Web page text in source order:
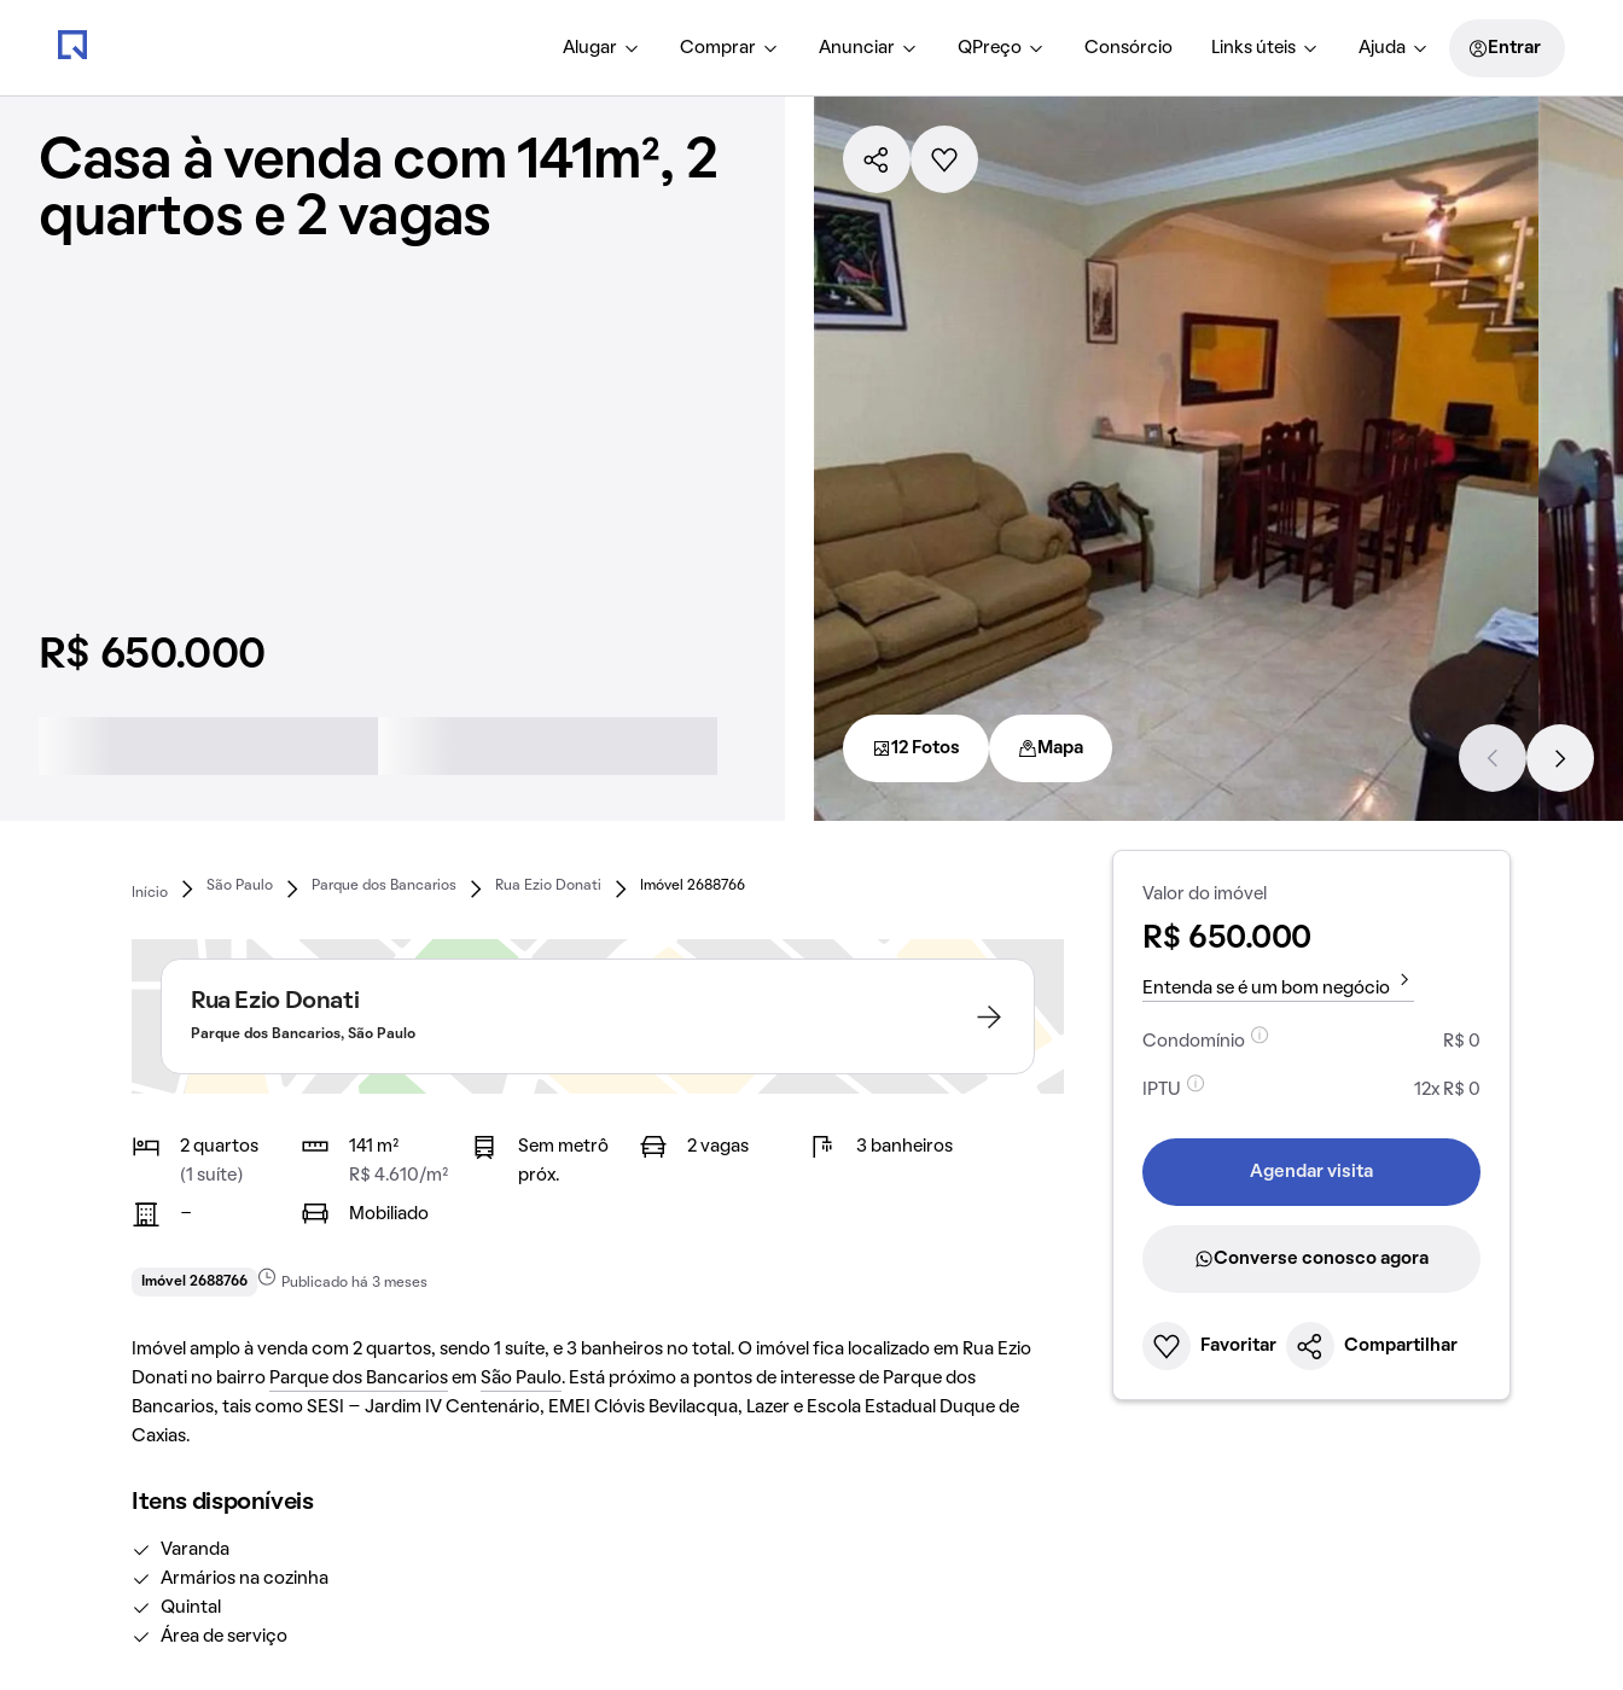
Alugar Comprar Anunciar QPreço Consórcio Links úteis Ajuda Entrar
Casa à venda com 141m², 2
quartos e 2 vagas
R$ 650.000
12 Fotos Mapa
Início
São Paulo Parque dos Bancarios Rua Ezio Donati Imóvel 2688766
Rua Ezio Donati
Parque dos Bancarios, São Paulo
2 quartos
(1 suíte)
141 m²
R$ 4.610/m²
Sem metrô
próx.
2 vagas 3 banheiros
- Mobiliado
Imóvel 2688766 Publicado há 3 meses
Imóvel amplo à venda com 2 quartos, sendo 1 suíte, e 3 banheiros no total. O imóvel fica localizado em Rua Ezio
Donati no bairro Parque dos Bancariosem São Paulo. Está próximo a pontos de interesse de Parque dos
Bancarios, tais como SESI – Jardim IV Centenário, EMEI Clóvis Bevilacqua, Lazer e Escola Estadual Duque de
Caxias.
Itens disponíveis
Varanda
Armários na cozinha
Quintal
Área de serviço
Valor do imóvel
R$ 650.000
Entenda se é um bom negócio
Condomínio R$ 0
IPTU 12x R$ 0
Agendar visita
Converse conosco agora
Favoritar Compartilhar